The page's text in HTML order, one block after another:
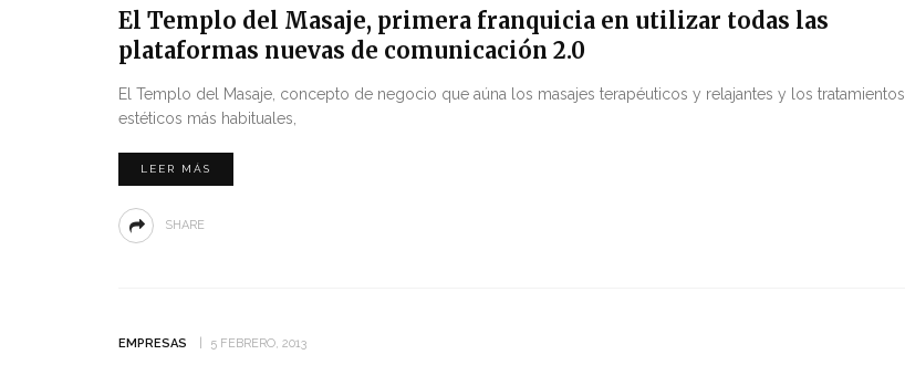
El Templo del Masaje, primera franquicia en utilizar todas las
plataformas nuevas de comunicación 2.0
El Templo del Masaje, concepto de negocio que aúna los masajes terapéuticos y relajantes y los tratamientos
estéticos más habituales,
LEER MÁS
SHARE
EMPRESAS 5 FEBRERO, 2013